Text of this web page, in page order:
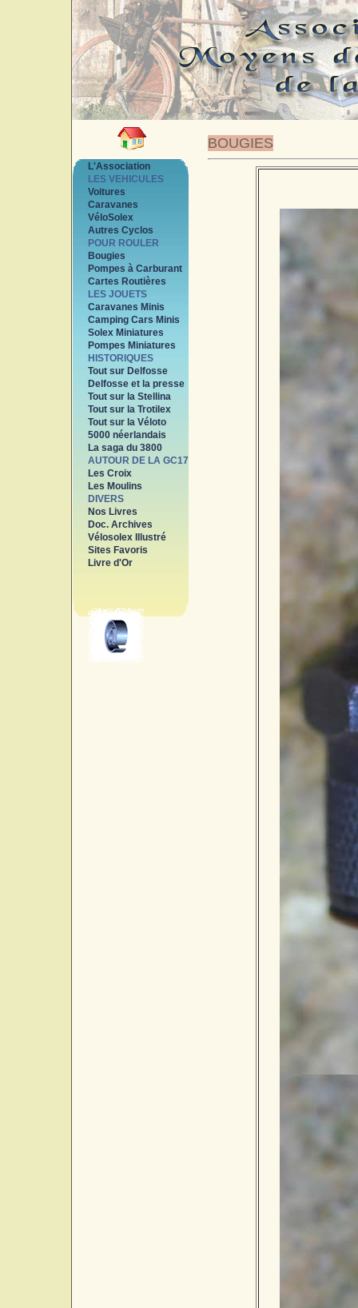
BOUGIES
L'Association
LES VEHICULES
Voitures
Caravanes
VéloSolex
Autres Cyclos
POUR ROULER
Bougies
Pompes à Carburant
Cartes Routières
LES JOUETS
Caravanes Minis
Camping Cars Minis
Solex Miniatures
Pompes Miniatures
HISTORIQUES
Tout sur Delfosse
Delfosse et la presse
Tout sur la Stellina
Tout sur la Trotilex
Tout sur la Véloto
5000 néerlandais
La saga du 3800
AUTOUR DE LA GC17
Les Croix
Les Moulins
DIVERS
Nos Livres
Doc. Archives
Vélosolex Illustré
Sites Favoris
Livre d'Or